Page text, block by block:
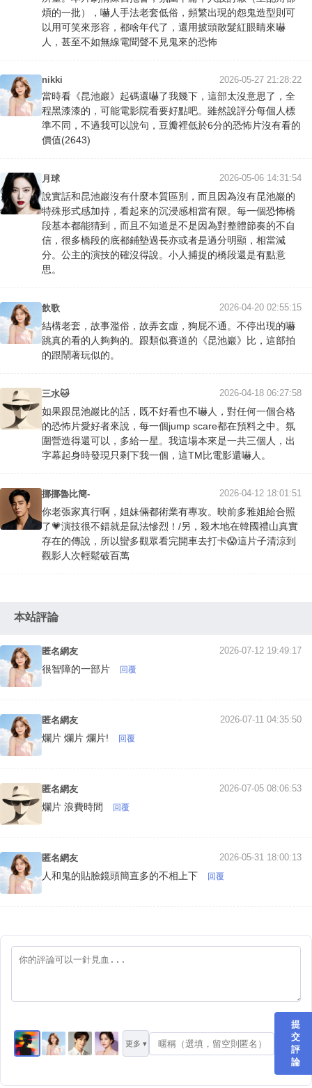
煩的一批），嚇人手法老套低俗，頻繁出現的怨鬼造型則可
以用可笑來形容，都啥年代了，還用披頭散髮紅眼睛來嚇
人，甚至不如無線電聞聲不見鬼來的恐怖
nikki 2026-05-27 21:28:22
當時看《昆池巖》起碼還嚇了我幾下，這部太沒意思了，全
程黑漆漆的，可能電影院看要好點吧。雖然說評分每個人標
準不同，不過我可以說句，豆瓣裡低於6分的恐怖片沒有看的
價值(2643)
月球 2026-05-06 14:31:54
說實話和昆池巖沒有什麼本質區別，而且因為沒有昆池巖的
特殊形式感加持，看起來的沉浸感相當有限。每一個恐怖橋
段基本都能猜到，而且不知道是不是因為對整體節奏的不自
信，很多橋段的底都鋪墊過長亦或者是過分明顯，相當減
分。公主的演技的確沒得說。小人捕捉的橋段還是有點意
思。
飲歌 2026-04-20 02:55:15
結構老套，故事濫俗，故弄玄虛，狗屁不通。不停出現的嚇
跳真的看的人夠夠的。跟類似賽道的《昆池巖》比，這部拍
的跟鬧著玩似的。
三水🐱 2026-04-18 06:27:58
如果跟昆池巖比的話，既不好看也不嚇人，對任何一個合格
的恐怖片愛好者來說，每一個jump scare都在預料之中。氛
圍營造得還可以，多給一星。我這場本來是一共三個人，出
字幕起身時發現只剩下我一個，這TM比電影還嚇人。
挪挪魯比簡- 2026-04-12 18:01:51
你老張家真行啊，姐妹倆都術業有專攻。映前多雅姐給合照
了💗演技很不錯就是鼠法慘烈！/另，殺木地在韓國禮山真實
存在的傳說，所以蠻多觀眾看完開車去打卡😱這片子清涼到
觀影人次輕鬆破百萬
本站評論
匿名網友 2026-07-12 19:49:17
很智障的一部片 回覆
匿名網友 2026-07-11 04:35:50
爛片 爛片 爛片! 回覆
匿名網友 2026-07-05 08:06:53
爛片 浪費時間 回覆
匿名網友 2026-05-31 18:00:13
人和鬼的貼臉鏡頭簡直多的不相上下 回覆
更多 ▾
提
交
評
論